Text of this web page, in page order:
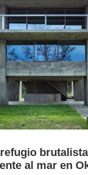
al mar en